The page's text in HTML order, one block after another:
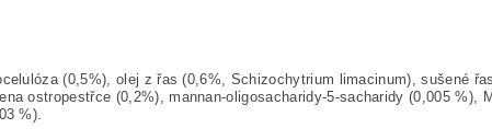
(0,5%), olej z řas (0,6%, Schizochytrium limacinum), sušené
ostropestřce (0,2%), mannan-oligosacharidy-5-sacharidy (0,005 %),
%).